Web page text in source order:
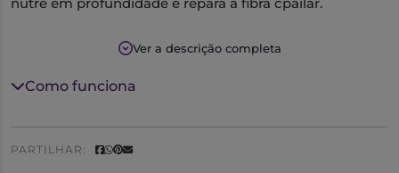
O cabelo fica mais forte, suave, flexível, brilhante e fácil
de pentear. Ideal para cabelos ondulados,
encaracolados e frisados.
Ver a descrição completa
Como funciona
PARTILHAR: